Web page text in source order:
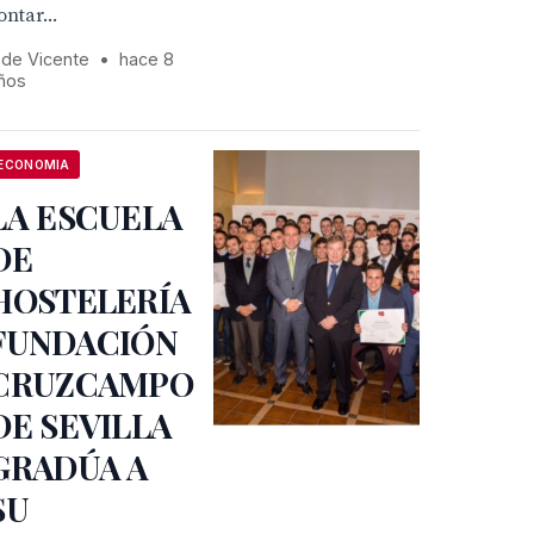
Vicente •
hace 8
ESCUELA
SEVILLA
A